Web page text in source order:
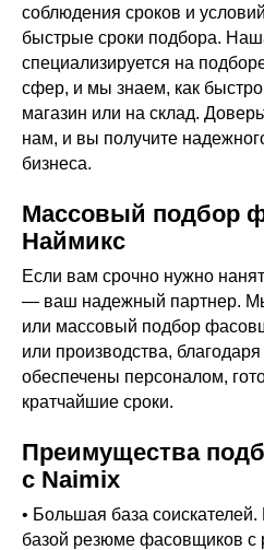
соблюдения сроков и
быстрые сроки подбора.
специализируется на
сфер, и мы знаем, как
магазин или на склад.
нам, и вы получите
бизнеса.
Массовый подбор
Наймикс
Если вам срочно нужно
— ваш надежный партнер.
или массовый подбор
или производства,
обеспечены персоналом,
кратчайшие сроки.
Преимущества
с Naimix
• Большая база
базой резюме фасовщиков